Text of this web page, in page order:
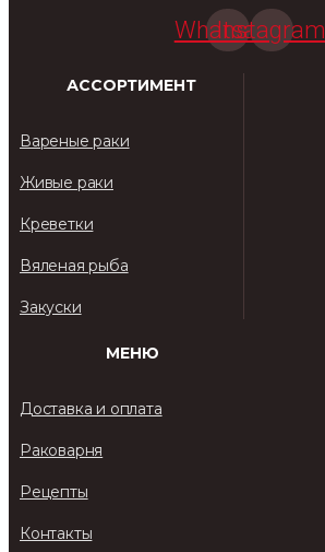
Whatsapp
Instagram
АССОРТИМЕНТ
Вареные раки
Живые раки
Креветки
Вяленая рыба
Закуски
МЕНЮ
Доставка и оплата
Раковарня
Рецепты
Контакты